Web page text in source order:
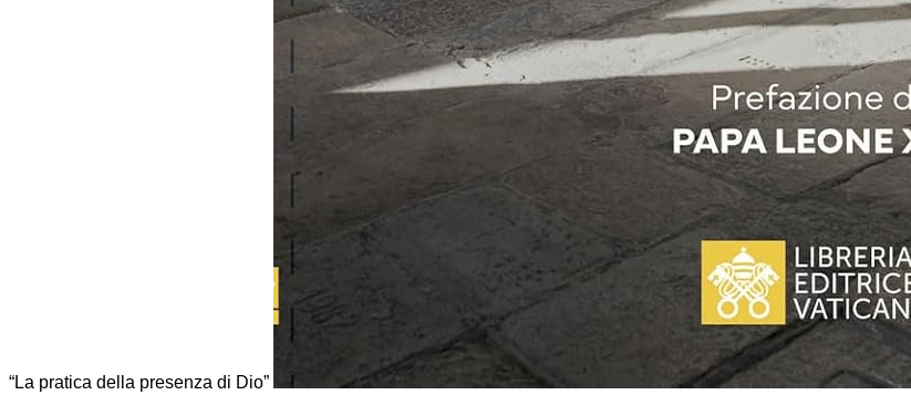
“La pratica della presenza di Dio”